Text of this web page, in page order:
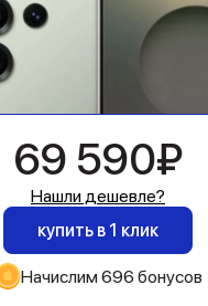
69 590₽
Нашли дешевле?
купить в 1 клик
Начислим 696 бонусов